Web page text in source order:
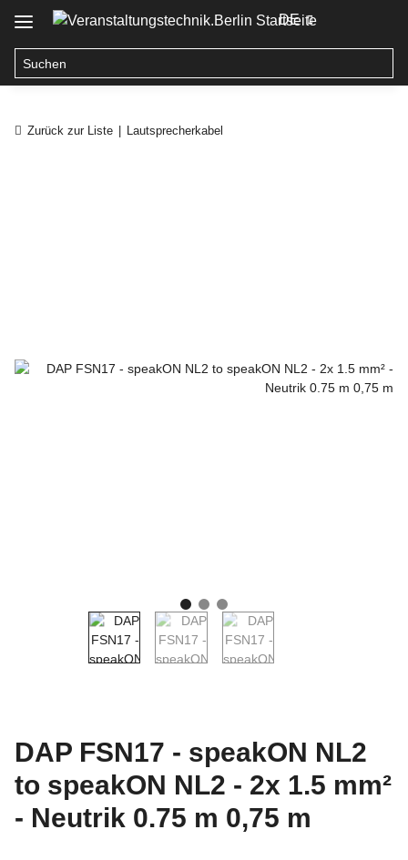
DE
Zurück zur Liste Lautsprecherkabel
DAP FSN17 - speakON NL2
to speakON NL2 - 2x 1.5 mm²
- Neutrik 0.75 m 0,75 m